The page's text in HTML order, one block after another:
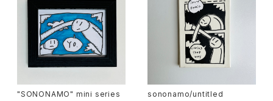
"SONONAMO" mini series sononamo/untitled